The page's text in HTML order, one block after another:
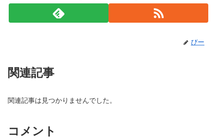
びー
関連記事
関連記事は見つかりませんでした。
コメント